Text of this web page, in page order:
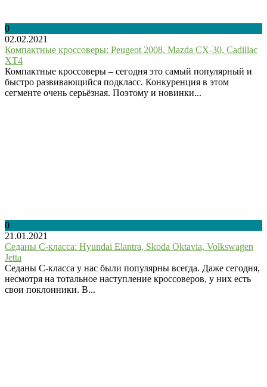
0
02.02.2021
Компактные кроссоверы: Peugeot 2008, Mazda CX-30, Cadillac
XT4
Компактные кроссоверы – сегодня это самый популярный и
быстро развивающийся подкласс. Конкуренция в этом
сегменте очень серьёзная. Поэтому и новинки...
0
21.01.2021
Седаны C-класса: Hyundai Elantra, Skoda Oktavia, Volkswagen
Jetta
Седаны C-класса у нас были популярны всегда. Даже сегодня,
несмотря на тотальное наступление кроссоверов, у них есть
свои поклонники. В...